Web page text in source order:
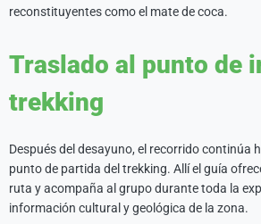
reconstituyentes como el mate de coca.
Traslado al punto de
trekking
Después del desayuno, el recorrido continúa
punto de partida del trekking. Allí el guía
ruta y acompaña al grupo durante toda la
información cultural y geológica de la zona.